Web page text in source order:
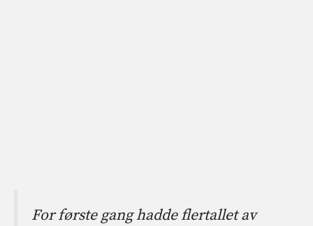
For første gang hadde flertallet av